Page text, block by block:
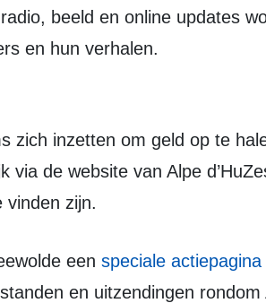
beeld en online updates
en hun verhalen.
via de website van Alpe
vinden zijn.
een speciale actiepagina
en uitzendingen rondom